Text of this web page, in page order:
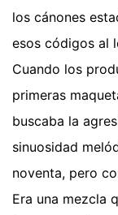
los cánones
esos códigos al
Cuando los
primeras
buscaba la
sinuosidad
noventa, pero
Era una mezcla